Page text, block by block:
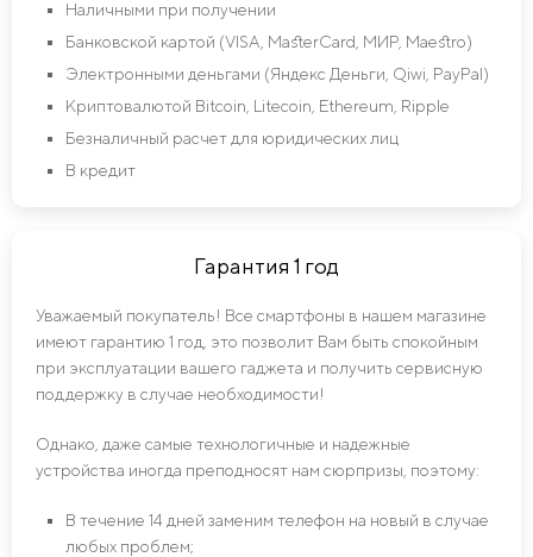
Наличными при получении
Банковской картой (VISA, MasterCard, МИР, Maestro)
Электронными деньгами (Яндекс Деньги, Qiwi, PayPal)
Криптовалютой Bitcoin, Litecoin, Ethereum, Ripple
Безналичный расчет для юридических лиц
В кредит
Гарантия 1 год
Уважаемый покупатель! Все смартфоны в нашем магазине
имеют гарантию 1 год, это позволит Вам быть спокойным
при эксплуатации вашего гаджета и получить сервисную
поддержку в случае необходимости!
Однако, даже самые технологичные и надежные
устройства иногда преподносят нам сюрпризы, поэтому:
В течение 14 дней заменим телефон на новый в случае
любых проблем;